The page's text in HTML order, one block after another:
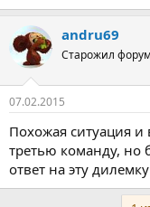
andru69
Старожил
07.02.2015
Похожая ситуация
третью команду, но
ответ на эту